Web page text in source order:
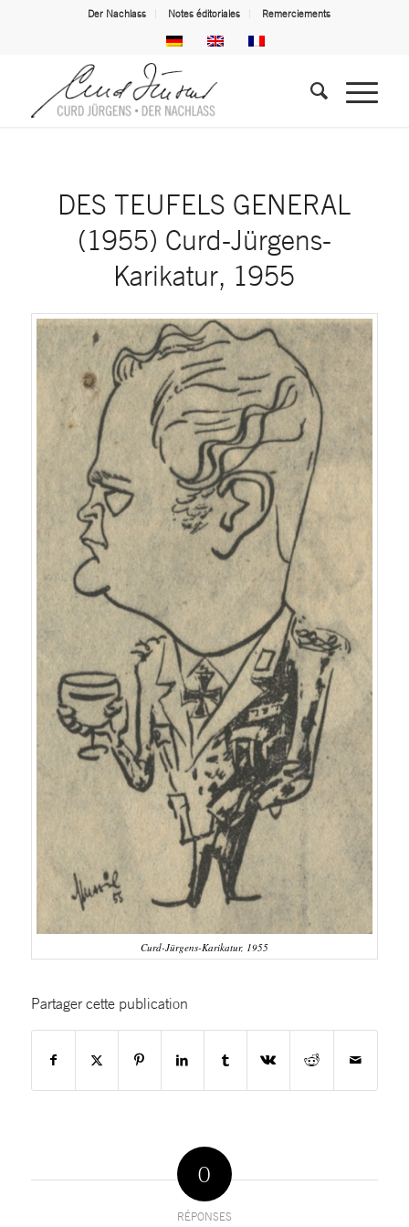
Der Nachlass Notes éditoriales Remerciements
DES TEUFELS GENERAL
(1955) Curd-Jürgens-
Karikatur, 1955
Curd-Jürgens-Karikatur, 1955
Partager cette publication
0
RÉPONSES